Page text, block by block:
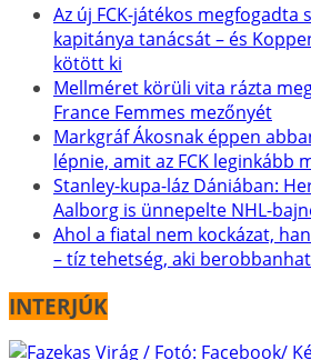
Az új FCK-játékos megfogadta
kapitánya tanácsát – és
kötött ki
Mellméret körüli vita rázta
France Femmes mezőnyét
Markgráf Ákosnak éppen
lépnie, amit az FCK leginkább
Stanley-kupa-láz Dániában:
Aalborg is ünnepelte NHL-
Ahol a fiatal nem kockázat,
– tíz tehetség, aki
INTERJÚK